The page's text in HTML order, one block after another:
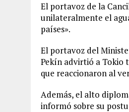
El portavoz de la
unilateralmente el
países».
El portavoz del
Pekín advirtió a Tokio
que reaccionaron al
Además, el alto
informó sobre su